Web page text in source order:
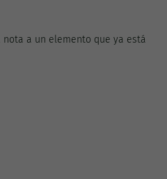
nota a un elemento que ya está